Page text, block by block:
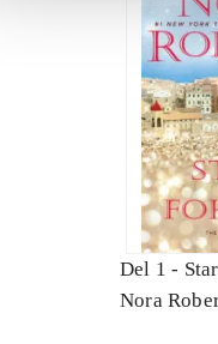
Del 1 -
Nora